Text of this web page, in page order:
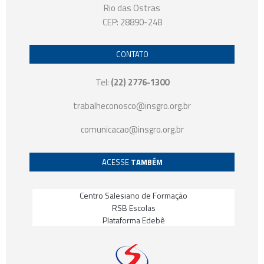
Rio das Ostras
CEP: 28890-248
CONTATO
Tel: (22) 2776-1300
trabalheconosco@insgro.org.br
comunicacao@insgro.org.br
ACESSE TAMBÉM
Centro Salesiano de Formação
RSB Escolas
Plataforma Edebê